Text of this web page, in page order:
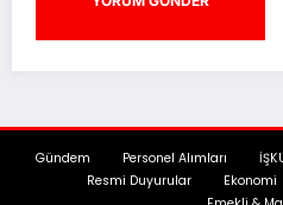
Gündem Personel Alımları
Resmi Duyurular
Ekonomi